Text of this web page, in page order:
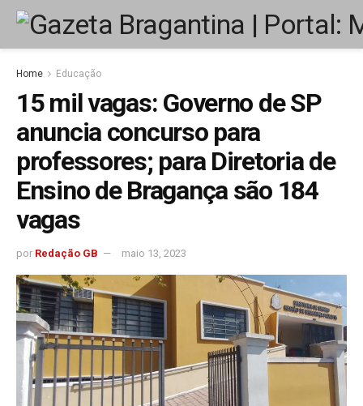
Home Educação
15 mil vagas: Governo de SP
anuncia concurso para
professores; para Diretoria de
Ensino de Bragança são 184
vagas
por Redação GB maio 13, 2023